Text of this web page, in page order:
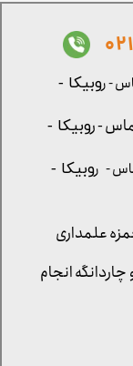
- روبیکا -
علمداری
- روبیکا -
- روبیکا -
انجام